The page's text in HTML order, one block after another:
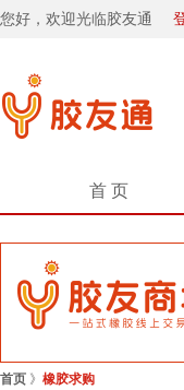
您好，欢迎光临胶友通
首 页
首页 》 橡胶求购